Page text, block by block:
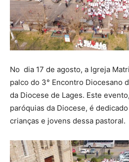
No dia 17 de agosto, a Igreja
palco do 3° Encontro Diocesano
da Diocese de Lages. Este
paróquias da Diocese, é
crianças e jovens dessa pastoral.